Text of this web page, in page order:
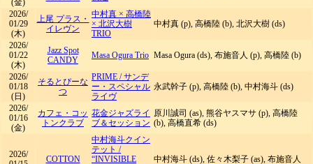
(金)
2026/
01/29
(木)
上尾 プラス・
イレヴン
中村真 × 高橋陸
× 北沢大樹
TRIO
中村真 (p), 高橋陸 (b), 北沢大樹 (ds)
2026/
01/22
(木)
Jazz Spot
CANDY
Masa Ogura Trio Masa Ogura (ds), 布施音人 (p), 高橋陸 (b)
2026/
01/18
(日)
そるとぴーな
つ
PRIME /サンデ
ー・スペシャル
ライヴ
永武幹子 (p), 高橋陸 (b), 中村海斗 (ds)
2026/
01/16
(金)
カフェ・コッ
トンクラブ
花金ジャズライ
ブ＆セッション
原川誠司 (as), 熊谷ヤスマサ (p), 高橋陸
(b), 高橋直希 (ds)
2026/
COTTON
中村海斗クイン
テット /
“INVISIBLE
中村海斗 (ds), 佐々木梨子 (as), 布施音人